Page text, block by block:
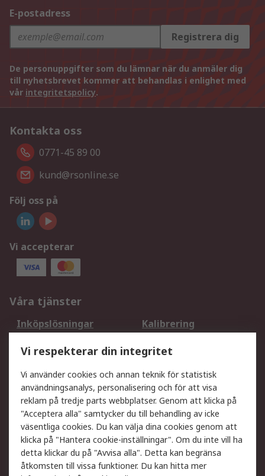
E-postadress
Registrera dig
De personuppgifter som du lämnar när du anmäler dig
till nyhetsbrevet kommer att behandlas i enlighet med
vår integritetspolicy.
Kontakta oss
0771-45 89 00
kund@rsonline.se
Följ oss på
Vi accepterar
Våra tjänster
Inköpslösningar
Kalibrering
DesignSpark
Teknisk Support
Ditt lokala säljteam
Exportlösningar
Support
Få hjälp
Retur av varor
Leverans
Spåra din order
Begär en fakturakopi
Fördelar med RS-konto
Vi respekterar din integritet
Vi använder cookies och annan teknik för statistisk
användningsanalys, personalisering och för att visa
reklam på tredje parts webbplatser. Genom att klicka på
"Acceptera alla" samtycker du till behandling av icke
väsentliga cookies. Du kan välja dina cookies genom att
klicka på "Hantera cookie-inställningar". Om du inte vill ha
detta klickar du på "Avvisa alla". Detta kan begränsa
åtkomsten till vissa funktioner. Du kan hitta mer